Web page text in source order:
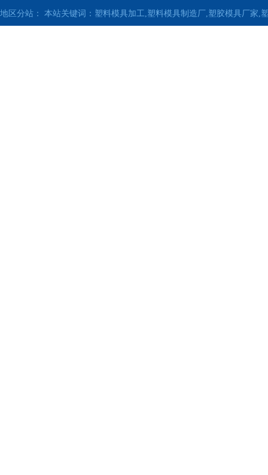
地区分站： 本站关键词：塑料模具加工,塑料模具制造厂,塑胶模具厂家,